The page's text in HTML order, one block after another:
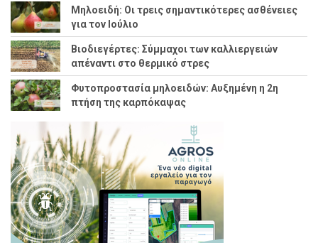
Μηλοειδή: Οι τρεις σημαντικότερες ασθένειες
για τον Ιούλιο
Βιοδιεγέρτες: Σύμμαχοι των καλλιεργειών
απέναντι στο θερμικό στρες
Φυτοπροστασία μηλοειδών: Αυξημένη η 2η
πτήση της καρπόκαψας